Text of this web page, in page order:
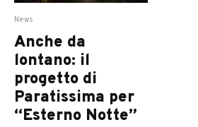
News
Anche da
lontano: il
progetto di
Paratissima per
“Esterno Notte”